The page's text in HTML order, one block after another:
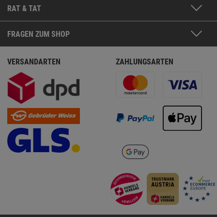
RAT & TAT
FRAGEN ZUM SHOP
VERSANDARTEN ZAHLUNGSARTEN